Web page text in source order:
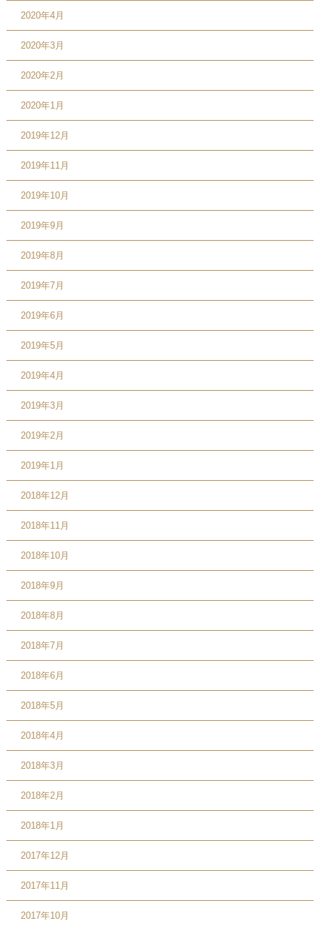
2020年4月
2020年3月
2020年2月
2020年1月
2019年12月
2019年11月
2019年10月
2019年9月
2019年8月
2019年7月
2019年6月
2019年5月
2019年4月
2019年3月
2019年2月
2019年1月
2018年12月
2018年11月
2018年10月
2018年9月
2018年8月
2018年7月
2018年6月
2018年5月
2018年4月
2018年3月
2018年2月
2018年1月
2017年12月
2017年11月
2017年10月